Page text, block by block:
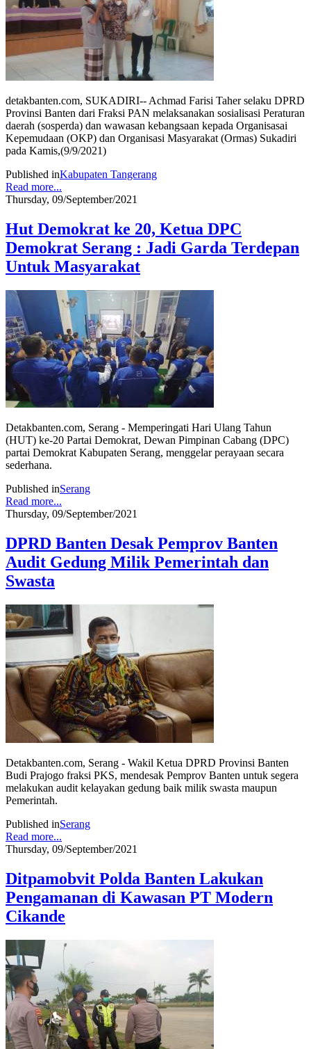
detakbanten.com, SUKADIRI-- Achmad Farisi Taher selaku DPRD
Provinsi Banten dari Fraksi PAN melaksanakan sosialisasi Peraturan
daerah (sosperda) dan wawasan kebangsaan kepada Organisasai
Kepemudaan (OKP) dan Organisasi Masyarakat (Ormas) Sukadiri
pada Kamis,(9/9/2021)
Published inKabupaten Tangerang
Read more...
Thursday, 09/September/2021
Hut Demokrat ke 20, Ketua DPC
Demokrat Serang : Jadi Garda Terdepan
Untuk Masyarakat
Detakbanten.com, Serang - Memperingati Hari Ulang Tahun
(HUT) ke-20 Partai Demokrat, Dewan Pimpinan Cabang (DPC)
partai Demokrat Kabupaten Serang, menggelar perayaan secara
sederhana.
Published inSerang
Read more...
Thursday, 09/September/2021
DPRD Banten Desak Pemprov Banten
Audit Gedung Milik Pemerintah dan
Swasta
Detakbanten.com, Serang - Wakil Ketua DPRD Provinsi Banten
Budi Prajogo fraksi PKS, mendesak Pemprov Banten untuk segera
melakukan audit kelayakan gedung baik milik swasta maupun
Pemerintah.
Published inSerang
Read more...
Thursday, 09/September/2021
Ditpamobvit Polda Banten Lakukan
Pengamanan di Kawasan PT Modern
Cikande